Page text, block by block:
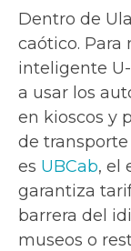
Dentro de
caótico. Para
inteligente
a usar los
en kioscos y
de
es UBCab, el
garantiza
barrera del
museos o